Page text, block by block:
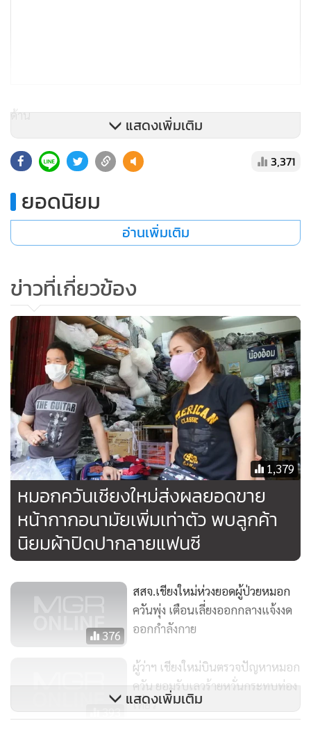
ด้าน
นายธวัชชัย อรัญญิกผู้ว่าการการท่องเที่ยวแห่งประเทศไทย
(ททท.) กล่าวว่า มีกำหนดการเดินทางไป จ.เชียงใหม่ ภายใน
สัปดาห์นี้ เพื่อไปติดตามสถานการณ์ท่องเที่ยวหลังจากที่มีปัญหา
หมอกควันปกคลุมพื้นที่จนส่งผลกระทบถึงการท่องเที่ยว โดยจะ
ประชุมรับฟังปัญหาจากผู้ประกอบการ เพื่อนำมาวางแผนรับมือ
สงกรานต์ในจังหวัดเชียงใหม่ ซึ่งถือเป็นจุดหมายยอดนิยมในช่วง
สงกรานต์ด้วย
สำหรับปัญหามลพิษหมอกควันไฟป่าของ จ.เชียงใหม่ ยังคงอยู่ใน
ภาวะรุนแรง โดยผลการตรวจวัดคุณภาพอากาศเมื่อวันที่ 11 มี.ค.
พบค่าฝุ่นละอองขนาดเล็ก PM10 และดัชนีคุณภาพอากาศยังคง
สูงเกินค่ามาตรฐานอย่างต่อเนื่อง โดยเวลา 09.00 น. ที่สถานี
ตรวจวัดคุณภาพอากาศโรงเรียนยุพราชวิทยาลัย วัดค่าฝุ่นละออง
ขนาดเล็ก PM10 ได้ 220 ไมโครกรัม/ลูกบาศก์เมตร และดัชนี
คุณภาพอากาศอยู่ที่ 144 ส่วนที่สถานีตรวจวัดอากาศศาลากลาง
จังหวัดเชียงใหม่ วัดค่าฝุ่นละอองขนาดเล็ก PM10 ได้ 214
ไมโครกรัม/ลูกบาศก์เมตร และดัชนีคุณภาพอากาศอยู่ที่ 141
เกินกว่าค่ามาตรฐานที่กำหนดไว้ไม่เกิน 120 ไมโครกรัม/ลูกบาศก์
เมตร และ 100 ตามลำดับ
ขณะนี้ทางกองทัพอากาศได้ส่งเครื่อง BT-67 ขึ้นบินโปรยน้ำ
เหนือตัวเมืองเชียงใหม่ทุกวัน วันละ 4 เที่ยวบิน ช่วยบรรเทา
สถานการณ์ปัญหาหมอกควัน โดยจะมีการบินโปรยน้ำทุกวันถึง
วันที่ 31 มี.ค. 58 และอาจจะมีการขยายเวลาออกไปตามความ
แสดงเพิ่มเติม
3,371
ยอดนิยม
อ่านเพิ่มเติม
ข่าวที่เกี่ยวข้อง
1,379
หมอกควันเชียงใหม่ส่งผลยอดขาย
หน้ากากอนามัยเพิ่มเท่าตัว พบลูกค้า
นิยมผ้าปิดปากลายแฟนซี
376
สสจ.เชียงใหม่ห่วงยอดผู้ป่วยหมอก
ควันพุ่ง เตือนเลี่ยงออกกลางแจ้งงด
ออกกำลังกาย
393
ผู้ว่าฯ เชียงใหม่บินตรวจปัญหาหมอก
ควัน ยอมรับเลวร้ายหวั่นกระทบท่อง
เที่ยว
แสดงเพิ่มเติม